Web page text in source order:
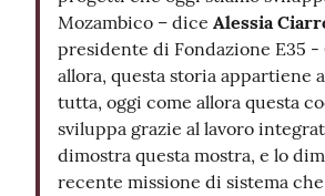
Mozambico – dice Alessia
presidente di Fondazione E35 -
allora, questa storia appartiene
tutta, oggi come allora questa
sviluppa grazie al lavoro
dimostra questa mostra, e lo
recente missione di sistema